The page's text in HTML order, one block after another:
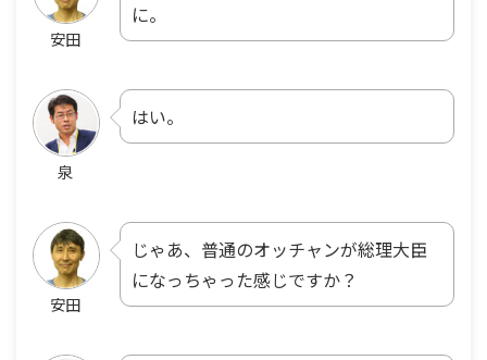
安田
に。
泉
はい。
安田
じゃあ、普通のオッチャンが総理大臣
になっちゃった感じですか？